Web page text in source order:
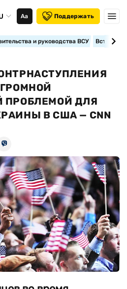
Аа Поддержать
и руководства ВСУ
ПРОБЛЕМОЙ ДЛЯ
В США — CNN